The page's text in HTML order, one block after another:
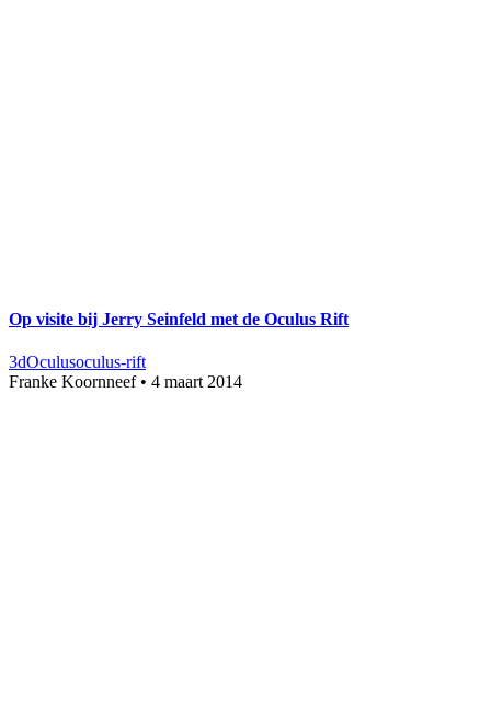
Op visite bij Jerry Seinfeld met de Oculus Rift
3dOculusoculus-rift
Franke Koornneef• 4 maart 2014